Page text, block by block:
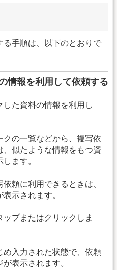
手順は、以下のとおりで
情報を利用して依頼する
た資料の情報を利用し
クの一覧などから、複写依
、似たような情報をもつ資
ます。
頼に利用できるときは、
示されます。
プまたはクリックしま
め入力された状態で、依頼
表示されます。